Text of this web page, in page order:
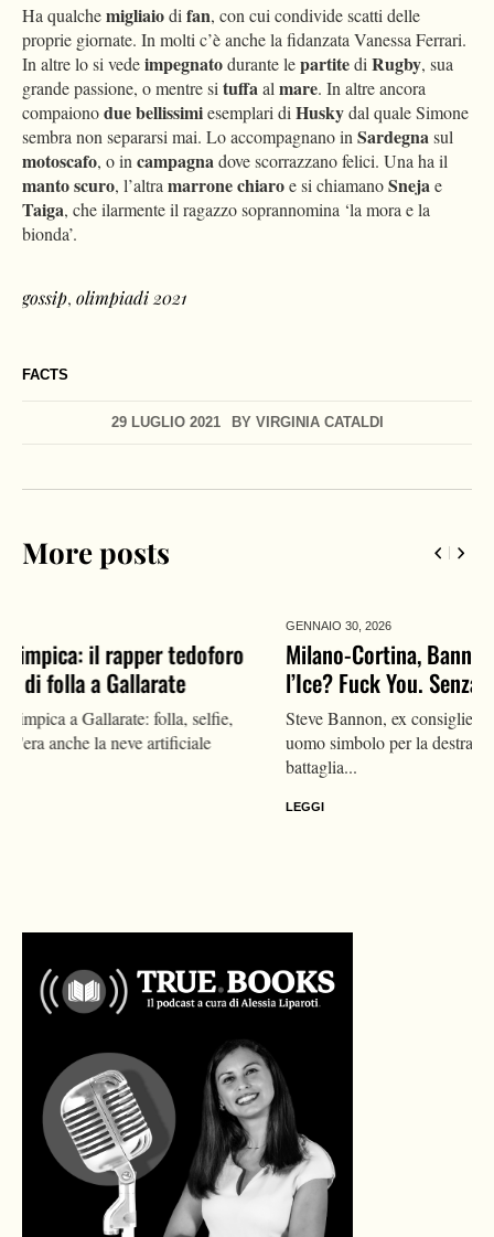
FACTS
29 LUGLIO 2021 BY VIRGINIA CATALDI
Ha qualchemigliaiodi fan, con cui condivide scatti delle
proprie giornate. In molti c’è anche la fidanzata Vanessa Ferrari.
In altre lo si vedeimpegnatodurante lepartitedi Rugby, sua
grande passione, o mentre si tuffaal mare. In altre ancora
compaionoduebellissimiesemplari di Huskydal quale Simone
sembra non separarsi mai. Lo accompagnano in Sardegnasul
motoscafo, o in campagnadove scorrazzano felici. Una ha il
mantoscuro, l’altra marronechiaroe si chiamanoSnejae
Taiga, che ilarmente il ragazzo soprannomina ‘la mora e la
bionda’.
gossip, olimpiadi 2021
More posts
Milano-Cortina, Bannon senza freni: “Non volete
l’Ice? Fuck You. Senza gli Usa siete indifesi”
Steve Bannon, ex consigliere strategico di Donald Trump e
uomo simbolo per la destra americana, ha scelto toni da